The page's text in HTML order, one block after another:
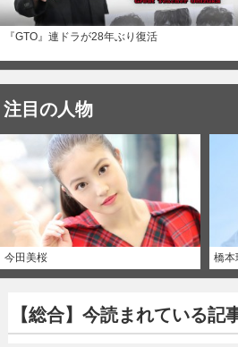
『GTO』連ドラが28年ぶり復活
注目の人物
今田美桜 橋本
【総合】今読まれている記